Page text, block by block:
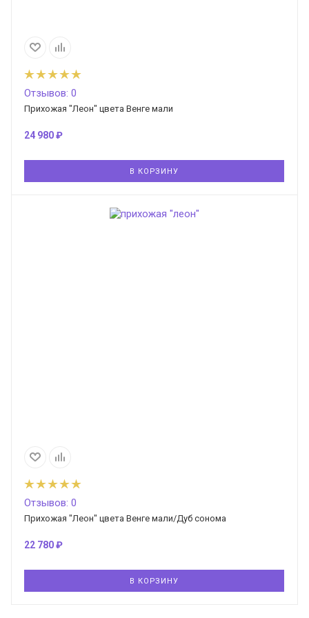
Отзывов: 0
Прихожая "Леон" цвета Венге мали
24 980₽
В КОРЗИНУ
Отзывов: 0
Прихожая "Леон" цвета Венге мали/Дуб сонома
22 780₽
В КОРЗИНУ